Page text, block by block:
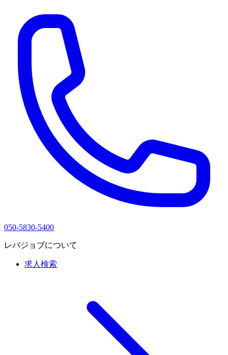
050-5830-5400
レバジョブについて
求人検索